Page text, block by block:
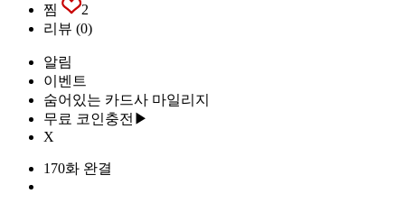
찜
2
리뷰 (0)
알림
이벤트
숨어있는 카드사 마일리지
무료 코인충전▶
X
170화 완결